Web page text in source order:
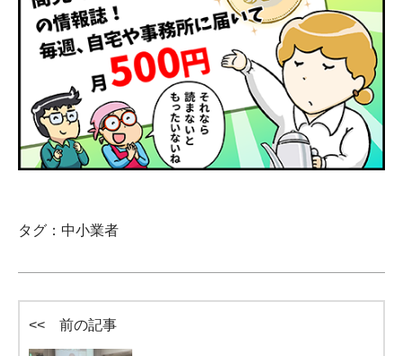
タグ： 中小業者
<< 前の記事